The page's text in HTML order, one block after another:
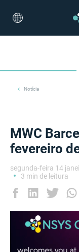
Notícia
MWC
fevereiro
segunda-feira 14
3 min de leitura